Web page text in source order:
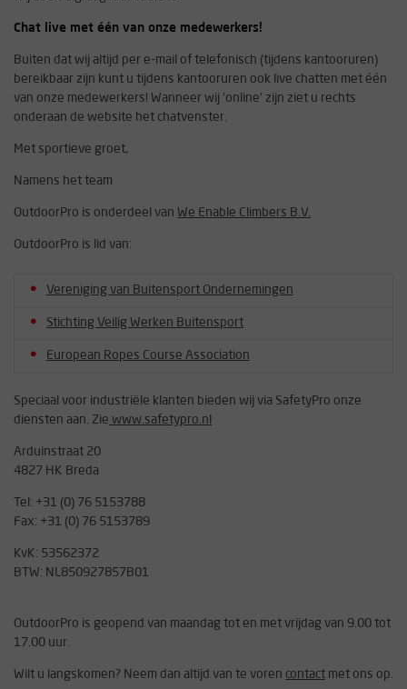
Chat live met één van onze medewerkers!
Buiten dat wij altijd per e-mail of telefonisch (tijdens kantooruren)
bereikbaar zijn kunt u tijdens kantooruren ook live chatten met één
van onze medewerkers! Wanneer wij 'online' zijn ziet u rechts
onderaan de website het chatvenster.
Met sportieve groet,
Namens het team
OutdoorPro is onderdeel van We Enable Climbers B.V.
OutdoorPro is lid van:
Vereniging van Buitensport Ondernemingen
Stichting Veilig Werken Buitensport
European Ropes Course Association
Speciaal voor industriële klanten bieden wij via SafetyPro onze
diensten aan. Zie www.safetypro.nl
Arduinstraat 20
4827 HK Breda
Tel: +31 (0) 76 5153788
Fax: +31 (0) 76 5153789
KvK: 53562372
BTW: NL850927857B01
OutdoorPro is geopend van maandag tot en met vrijdag van 9.00 tot
17.00 uur.
Wilt u langskomen? Neem dan altijd van te voren contact met ons op.